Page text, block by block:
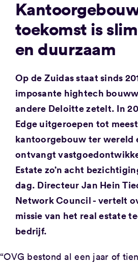
toekomst is
en duurzaam
Op de Zuidas staat sinds
imposante hightech
andere Deloitte zetelt. In
Edge uitgeroepen tot
kantoorgebouw ter wereld
ontvangt
Estate zo’n acht
dag. Directeur Jan Hein
Network Council - vertelt
missie van het real estate
bedrijf.
“OVG bestond al een jaar of